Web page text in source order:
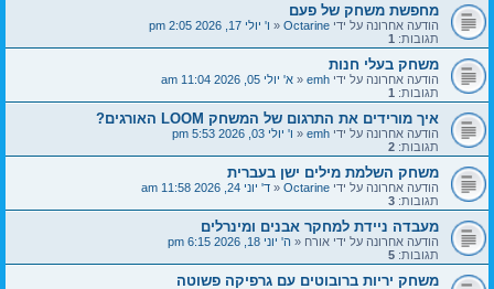
מחפשת משחק של פעם
הודעה אחרונה על ידי Octarine
«ו' יולי 17, 2026 2:05 pm
תגובות: 1
משחק בעלי חנות
הודעה אחרונה על ידי emh
«א' יולי 05, 2026 11:04 am
תגובות: 1
איך מורידים את התרגום של המשחק LOOM האורגים?
הודעה אחרונה על ידי emh
«ו' יולי 03, 2026 5:53 pm
תגובות: 2
משחק השלמת מילים ישן בעברית
הודעה אחרונה על ידי Octarine
«ד' יוני 24, 2026 11:58 am
תגובות: 3
מעבדה ניידת למחקר אבנים ומינרלים
הודעה אחרונה על ידי אורח«ה' יוני 18, 2026 6:15 pm
תגובות: 5
משחק יריות ברובוטים עם גרפיקה פשוטה